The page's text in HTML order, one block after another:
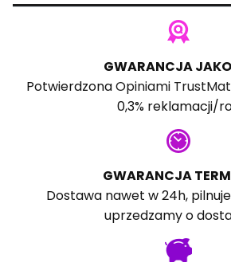
GWARANCJA
PotwierdzonaOpiniami
0,3% reklamacji/
GWARANCJA
Dostawa nawet w 24h,
uprzedzamy o